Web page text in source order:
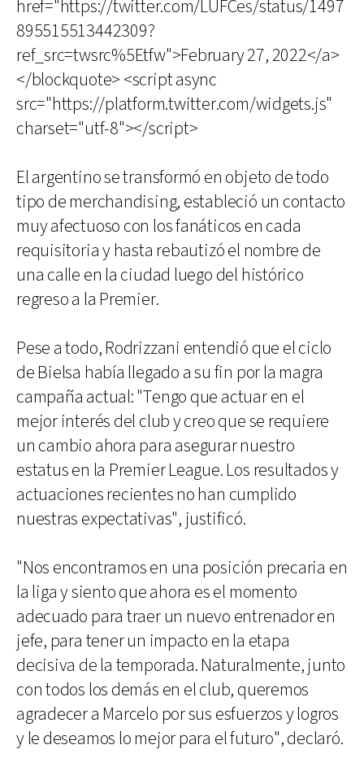
href="https://twitter.com/LUFCes/status/1497
895515513442309?
ref_src=twsrc%5Etfw">February 27, 2022</a>
</blockquote> <script async
src="https://platform.twitter.com/widgets.js"
charset="utf-8"></script>
El argentino se transformó en objeto de todo
tipo de merchandising, estableció un contacto
muy afectuoso con los fanáticos en cada
requisitoria y hasta rebautizó el nombre de
una calle en la ciudad luego del histórico
regreso a la Premier.
Pese a todo, Rodrizzani entendió que el ciclo
de Bielsa había llegado a su fin por la magra
campaña actual: "Tengo que actuar en el
mejor interés del club y creo que se requiere
un cambio ahora para asegurar nuestro
estatus en la Premier League. Los resultados y
actuaciones recientes no han cumplido
nuestras expectativas", justificó.
"Nos encontramos en una posición precaria en
la liga y siento que ahora es el momento
adecuado para traer un nuevo entrenador en
jefe, para tener un impacto en la etapa
decisiva de la temporada. Naturalmente, junto
con todos los demás en el club, queremos
agradecer a Marcelo por sus esfuerzos y logros
y le deseamos lo mejor para el futuro", declaró.